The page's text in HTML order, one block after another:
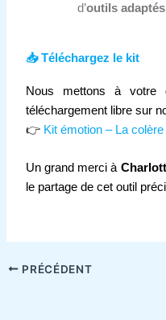
d’outils
📥 Téléchargez le kit
Nous mettons à votre
téléchargement libre sur
👉 Kit émotion – La
Un grand merci à
le partage de cet outil
PRÉCÉDENT